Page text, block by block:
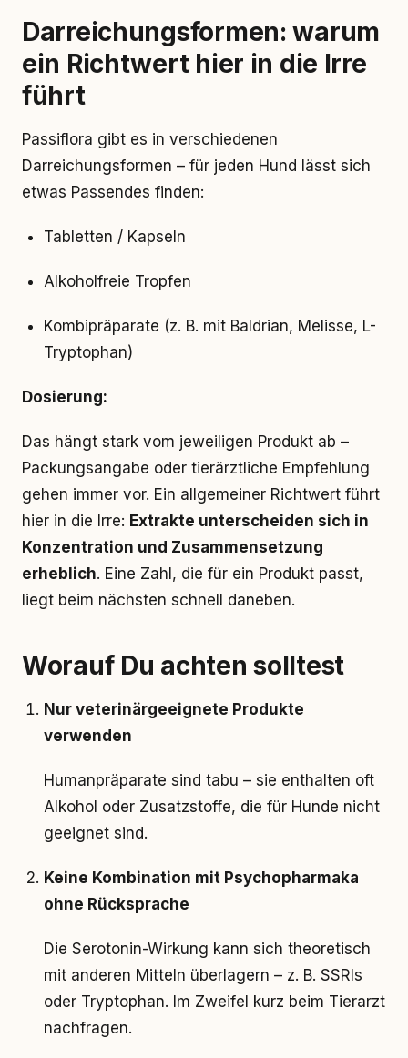
Darreichungsformen: warum
ein Richtwert hier in die Irre
führt
Passiflora gibt es in verschiedenen
Darreichungsformen – für jeden Hund lässt sich
etwas Passendes finden:
Tabletten / Kapseln
Alkoholfreie Tropfen
Kombipräparate (z. B. mit Baldrian, Melisse, L-
Tryptophan)
Dosierung:
Das hängt stark vom jeweiligen Produkt ab –
Packungsangabe oder tierärztliche Empfehlung
gehen immer vor. Ein allgemeiner Richtwert führt
hier in die Irre: Extrakte unterscheiden sich in
Konzentration und Zusammensetzung
erheblich. Eine Zahl, die für ein Produkt passt,
liegt beim nächsten schnell daneben.
Worauf Du achten solltest
Nur veterinärgeeignete Produkte
verwenden
Humanpräparate sind tabu – sie enthalten oft
Alkohol oder Zusatzstoffe, die für Hunde nicht
geeignet sind.
Keine Kombination mit Psychopharmaka
ohne Rücksprache
Die Serotonin-Wirkung kann sich theoretisch
mit anderen Mitteln überlagern – z. B. SSRIs
oder Tryptophan. Im Zweifel kurz beim Tierarzt
nachfragen.